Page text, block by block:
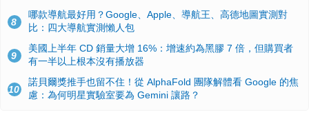
8
哪款導航最好用？Google、Apple、導航王、高德地圖實測對
比：四大導航實測懶人包
9
美國上半年 CD 銷量大增 16%：增速約為黑膠 7 倍，但購買者
有一半以上根本沒有播放器
10
諾貝爾獎推手也留不住！從 AlphaFold 團隊解體看 Google 的焦
慮：為何明星實驗室要為 Gemini 讓路？